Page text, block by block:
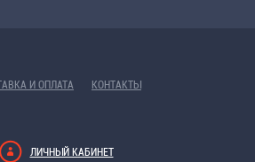
И ОПЛАТА
КОНТАКТЫ
ЛИЧНЫЙ КАБИНЕТ